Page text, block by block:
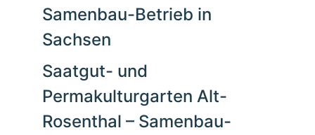
Samenbau-Betrieb in
Sachsen
Saatgut- und
Permakulturgarten Alt-
Rosenthal – Samenbau-